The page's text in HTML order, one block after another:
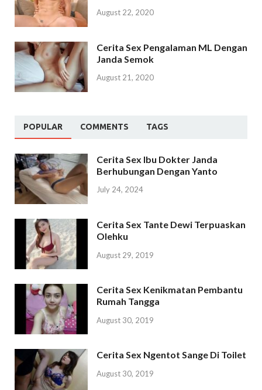
August 22, 2020
Cerita Sex Pengalaman ML Dengan
Janda Semok
August 21, 2020
POPULAR COMMENTS TAGS
Cerita Sex Ibu Dokter Janda
Berhubungan Dengan Yanto
July 24, 2024
Cerita Sex Tante Dewi Terpuaskan
Olehku
August 29, 2019
Cerita Sex Kenikmatan Pembantu
Rumah Tangga
August 30, 2019
Cerita Sex Ngentot Sange Di Toilet
August 30, 2019